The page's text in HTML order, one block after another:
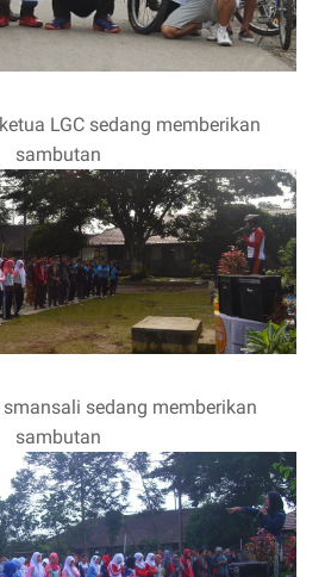
LGC sedang memberikan
sambutan
sedang memberikan
sambutan